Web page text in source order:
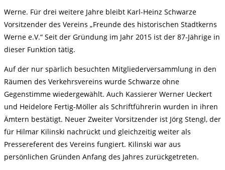
Werne. Für drei weitere Jahre bleibt Karl-Heinz Schwarze
Vorsitzender des Vereins „Freunde des historischen Stadtkerns
Werne e.V.“ Seit der Gründung im Jahr 2015 ist der 87-Jährige in
dieser Funktion tätig.
Auf der nur spärlich besuchten Mitgliederversammlung in den
Räumen des Verkehrsvereins wurde Schwarze ohne
Gegenstimme wiedergewählt. Auch Kassierer Werner Ueckert
und Heidelore Fertig-Möller als Schriftführerin wurden in ihren
Ämtern bestätigt. Neuer Zweiter Vorsitzender ist Jörg Stengl, der
für Hilmar Kilinski nachrückt und gleichzeitig weiter als
Pressereferent des Vereins fungiert. Kilinski war aus
persönlichen Gründen Anfang des Jahres zurückgetreten.